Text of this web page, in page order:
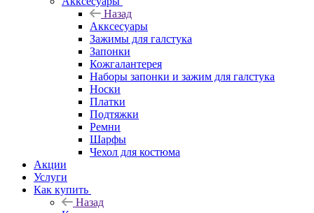
Назад
Акксесуары
Зажимы для галстука
Запонки
Кожгалантерея
Наборы запонки и зажим для галстука
Носки
Платки
Подтяжки
Ремни
Шарфы
Чехол для костюма
Акции
Услуги
Как купить
Назад